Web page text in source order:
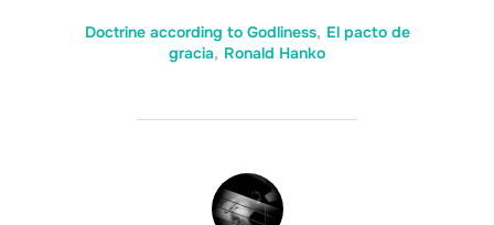
Doctrine according to Godliness, El pacto de
gracia, Ronald Hanko
POST AUTHOR